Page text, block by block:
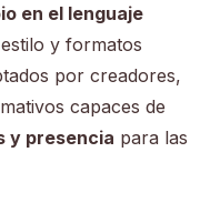
en el lenguaje
y formatos
por creadores,
capaces de
y presencia para las